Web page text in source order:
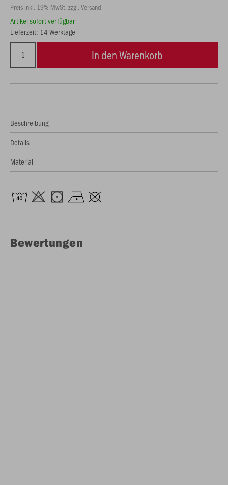
Preis inkl. 19% MwSt. zzgl. Versand
Artikel sofort verfügbar
Lieferzeit: 14 Werktage
In den Warenkorb
Beschreibung
Details
Material
Bewertungen